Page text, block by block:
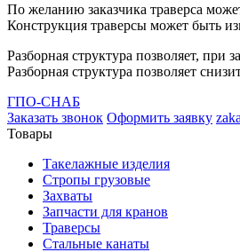
По желанию заказчика траверса
Конструкция траверсы может быть
Разборная структура позволяет,
Разборная структура позволяет
ГПО-СНАБ
Заказать звонок Оформить заявку
Товары
Такелажные изделия
Стропы грузовые
Захваты
Запчасти для кранов
Траверсы
Стальные канаты